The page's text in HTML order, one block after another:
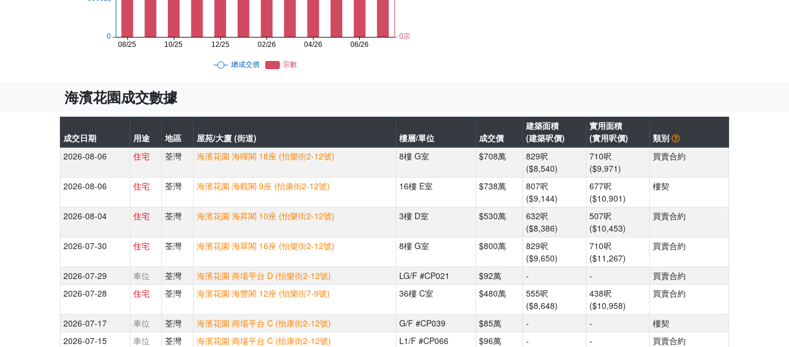
海濱花園成交數據
成交日期 用途 地區 屋苑/大廈 (街道) 樓層/單位 成交價
建築面積
(建築呎價)
實用面積
(實用呎價)
類別
2026-08-06
住宅 荃灣 海濱花園 海暉閣 18座 (怡樂街2-12號) 8樓 G室 $708萬
829呎
($8,540)
710呎
($9,971)
買賣合約
2026-08-06 住宅 荃灣 海濱花園 海觀閣 9座 (怡康街2-12號) 16樓 E室 $738萬
807呎
($9,144)
677呎
($10,901)
樓契
2026-08-04 住宅 荃灣 海濱花園 海昇閣 10座 (怡樂街2-12號) 3樓 D室 $530萬
632呎
($8,386)
507呎
($10,453)
買賣合約
2026-07-30 住宅 荃灣 海濱花園 海翠閣 16座 (怡樂街2-12號) 8樓 G室 $800萬
829呎
($9,650)
710呎
($11,267)
買賣合約
2026-07-29 車位 荃灣 海濱花園 商場平台 D (怡樂街2-12號) LG/F #CP021 $92萬 - -
買賣合約
2026-07-28
住宅 荃灣 海濱花園 海豐閣 12座 (怡樂街7-9號) 36樓 C室 $480萬
555呎
($8,648)
438呎
($10,958)
買賣合約
2026-07-17 車位 荃灣 海濱花園 商場平台 C (怡康街2-12號) G/F #CP039 $85萬 - -
樓契
2026-07-15
車位 荃灣 海濱花園 商場平台 C (怡康街2-12號) L1/F #CP066 $96萬 - -
買賣合約